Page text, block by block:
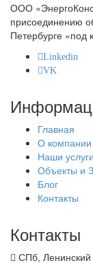
ООО
присоединению
Петербурге «под
Linkedin
VK
Главная
О компании
Наши услуги
Объекты и
Блог
Контакты
Контакты
СПб,